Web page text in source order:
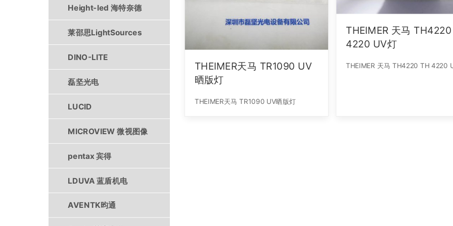
THEIMER天马 TR1090 UV
晒版灯
THEIMER天马 TR1090 UV晒版灯
THEIMER 天马
4220 UV灯
THEIMER 天马 TH4220 TH 4220
Height-led 海特奈德
莱邵思LightSources
DINO-LITE
磊坚光电
LUCID
MICROVIEW 微视图像
pentax 宾得
LDUVA 蓝盾机电
AVENTK昀通